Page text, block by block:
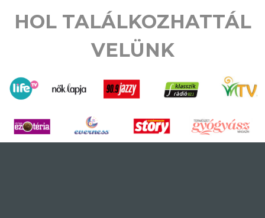
HOL TALÁLKOZHATTÁL
VELÜNK